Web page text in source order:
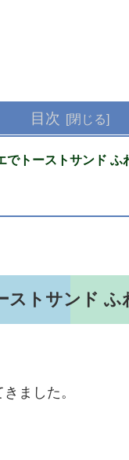
目次
でトーストサンド ふ
ストサンド ふ
ました。